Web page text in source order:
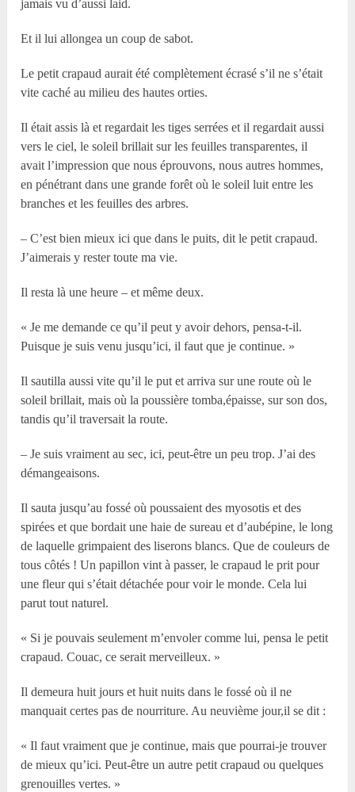
jamais vu d’aussi laid.
Et il lui allongea un coup de sabot.
Le petit crapaud aurait été complètement écrasé s’il ne s’était
vite caché au milieu des hautes orties.
Il était assis là et regardait les tiges serrées et il regardait aussi
vers le ciel, le soleil brillait sur les feuilles transparentes, il
avait l’impression que nous éprouvons, nous autres hommes,
en pénétrant dans une grande forêt où le soleil luit entre les
branches et les feuilles des arbres.
– C’est bien mieux ici que dans le puits, dit le petit crapaud.
J’aimerais y rester toute ma vie.
Il resta là une heure – et même deux.
« Je me demande ce qu’il peut y avoir dehors, pensa-t-il.
Puisque je suis venu jusqu’ici, il faut que je continue. »
Il sautilla aussi vite qu’il le put et arriva sur une route où le
soleil brillait, mais où la poussière tomba,épaisse, sur son dos,
tandis qu’il traversait la route.
– Je suis vraiment au sec, ici, peut-être un peu trop. J’ai des
démangeaisons.
Il sauta jusqu’au fossé où poussaient des myosotis et des
spirées et que bordait une haie de sureau et d’aubépine, le long
de laquelle grimpaient des liserons blancs. Que de couleurs de
tous côtés ! Un papillon vint à passer, le crapaud le prit pour
une fleur qui s’était détachée pour voir le monde. Cela lui
parut tout naturel.
« Si je pouvais seulement m’envoler comme lui, pensa le petit
crapaud. Couac, ce serait merveilleux. »
Il demeura huit jours et huit nuits dans le fossé où il ne
manquait certes pas de nourriture. Au neuvième jour,il se dit :
« Il faut vraiment que je continue, mais que pourrai-je trouver
de mieux qu’ici. Peut-être un autre petit crapaud ou quelques
grenouilles vertes. »